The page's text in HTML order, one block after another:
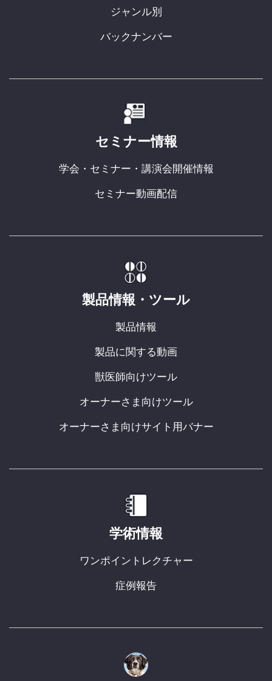
ジャンル別
バックナンバー
セミナー情報
学会・セミナー・講演会開催情報
セミナー動画配信
製品情報・ツール
製品情報
製品に関する動画
獣医師向けツール
オーナーさま向けツール
オーナーさま向けサイト用バナー
学術情報
ワンポイントレクチャー
症例報告